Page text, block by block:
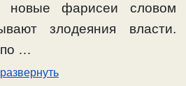
новые фарисеи словом
злодеяния власти.
по …
развернуть